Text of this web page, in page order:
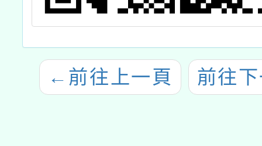
← 前往上一頁 前往